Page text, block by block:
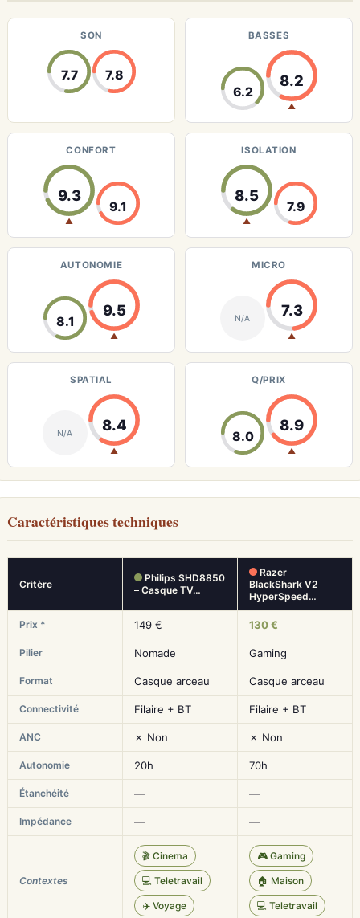
SON
7.7 7.8
BASSES
6.2
8.2
▲
CONFORT
9.3
▲
9.1
ISOLATION
8.5
▲
7.9
AUTONOMIE
8.1
9.5
▲
MICRO
N/A 7.3
▲
SPATIAL
N/A 8.4
▲
Q/PRIX
8.0
8.9
▲
Caractéristiques techniques
Critère
Philips SHD8850
– Casque TV…
Razer
BlackShark V2
HyperSpeed…
Prix * 149 € 130 €
Pilier Nomade Gaming
Format Casque arceau Casque arceau
Connectivité Filaire + BT Filaire + BT
ANC ✗ Non ✗ Non
Autonomie 20h 70h
Étanchéité — —
Impédance — —
Contextes
🎬 Cinema
💻 Teletravail
✈️ Voyage
🎮 Gaming
🏠 Maison
💻 Teletravail